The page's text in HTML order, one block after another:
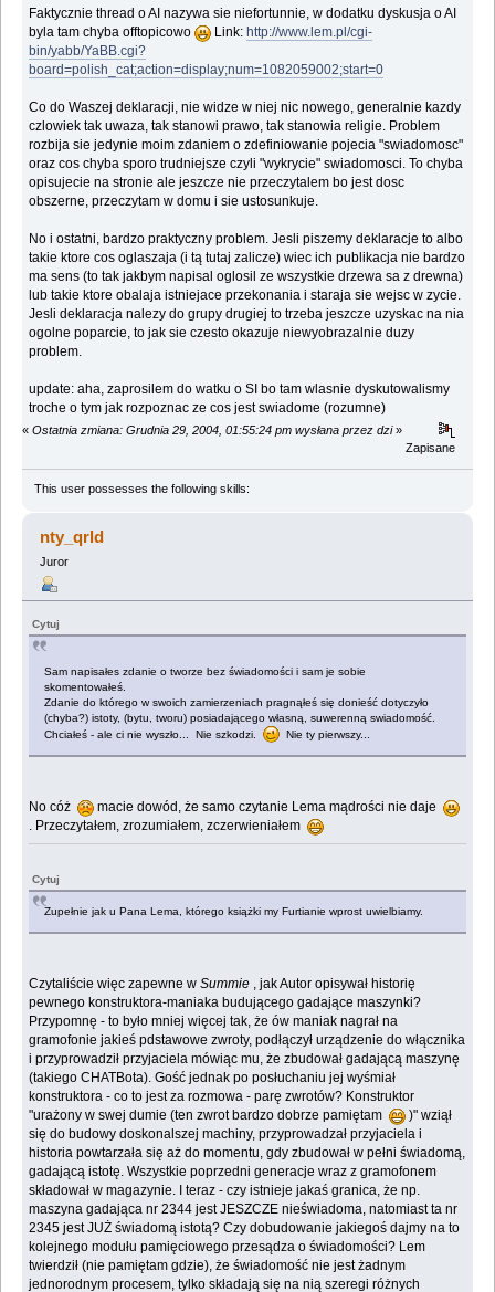
Faktycznie thread o AI nazywa sie niefortunnie, w dodatku dyskusja o AI
byla tam chyba offtopicowo
Link: http://www.lem.pl/cgi-
bin/yabb/YaBB.cgi?
board=polish_cat;action=display;num=1082059002;start=0
Co do Waszej deklaracji, nie widze w niej nic nowego, generalnie kazdy
czlowiek tak uwaza, tak stanowi prawo, tak stanowia religie. Problem
rozbija sie jedynie moim zdaniem o zdefiniowanie pojecia "swiadomosc"
oraz cos chyba sporo trudniejsze czyli "wykrycie" swiadomosci. To chyba
opisujecie na stronie ale jeszcze nie przeczytalem bo jest dosc
obszerne, przeczytam w domu i sie ustosunkuje.
No i ostatni, bardzo praktyczny problem. Jesli piszemy deklaracje to albo
takie ktore cos oglaszaja (i tą tutaj zalicze) wiec ich publikacja nie bardzo
ma sens (to tak jakbym napisal oglosil ze wszystkie drzewa sa z drewna)
lub takie ktore obalaja istniejace przekonania i staraja sie wejsc w zycie.
Jesli deklaracja nalezy do grupy drugiej to trzeba jeszcze uzyskac na nia
ogolne poparcie, to jak sie czesto okazuje niewyobrazalnie duzy
problem.
update: aha, zaprosilem do watku o SI bo tam wlasnie dyskutowalismy
troche o tym jak rozpoznac ze cos jest swiadome (rozumne)
« Ostatnia zmiana: Grudnia 29, 2004, 01:55:24 pm wysłana przez dzi»
Zapisane
This user possesses the following skills:
nty_qrld
Juror
Cytuj
Sam napisałes zdanie o tworze bez świadomości i sam je sobie
skomentowałeś.
Zdanie do którego w swoich zamierzeniach pragnąłeś się donieść dotyczyło
(chyba?) istoty, (bytu, tworu) posiadającego własną, suwerenną swiadomość.
Chciałeś - ale ci nie wyszło... Nie szkodzi.
Nie ty pierwszy...
No cóż
macie dowód, że samo czytanie Lema mądrości nie daje
. Przeczytałem, zrozumiałem, zczerwieniałem
Cytuj
Zupełnie jak u Pana Lema, którego książki my Furtianie wprost uwielbiamy.
Czytaliście więc zapewne wSummie , jak Autor opisywał historię
pewnego konstruktora-maniaka budującego gadające maszynki?
Przypomnę - to było mniej więcej tak, że ów maniak nagrał na
gramofonie jakieś pdstawowe zwroty, podłączył urządzenie do włącznika
i przyprowadził przyjaciela mówiąc mu, że zbudował gadającą maszynę
(takiego CHATBota). Gość jednak po posłuchaniu jej wyśmiał
konstruktora - co to jest za rozmowa - parę zwrotów? Konstruktor
"urażony w swej dumie (ten zwrot bardzo dobrze pamiętam
)" wziął
się do budowy doskonalszej machiny, przyprowadzał przyjaciela i
historia powtarzała się aż do momentu, gdy zbudował w pełni świadomą,
gadającą istotę. Wszystkie poprzedni generacje wraz z gramofonem
składował w magazynie. I teraz - czy istnieje jakaś granica, że np.
maszyna gadająca nr 2344 jest JESZCZE nieświadoma, natomiast ta nr
2345 jest JUŻ świadomą istotą? Czy dobudowanie jakiegoś dajmy na to
kolejnego modułu pamięciowego przesądza o świadomości? Lem
twierdził (nie pamiętam gdzie), że świadomość nie jest żadnym
jednorodnym procesem, tylko składają się na nią szeregi różnych